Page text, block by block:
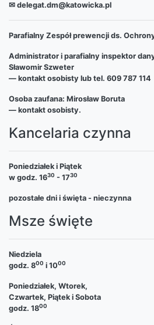
✉ delegat.dm@katowicka.pl
Parafialny Zespół prewencji ds.
Administrator i parafialny inspektor
Sławomir Szweter
— kontakt osobisty lub tel. 609 787 114
Osoba zaufana: Mirosław Boruta
— kontakt osobisty.
Kancelaria czynna
Poniedziałek i Piątek
w godz. 1630 - 1730
pozostałe dni i święta - nieczynna
Msze święte
Niedziela
godz. 800 i 1000
Poniedziałek, Wtorek,
Czwartek, Piątek i Sobota
godz. 1800